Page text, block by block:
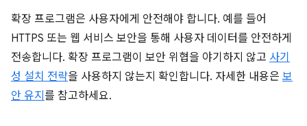
확장 프로그램은 사용자에게 안전해야 합니다. 예를 들어
HTTPS 또는 웹 서비스 보안을 통해 사용자 데이터를 안전하게
전송합니다. 확장 프로그램이 보안 위협을 야기하지 않고 사기
성 설치 전략을 사용하지 않는지 확인합니다. 자세한 내용은 보
안 유지 를 참고하세요.